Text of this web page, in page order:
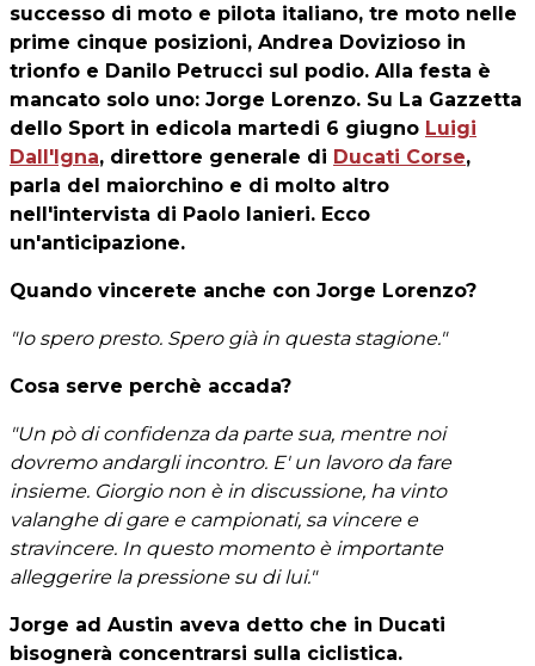
successo di moto e pilota italiano, tre moto nelle
prime cinque posizioni, Andrea Dovizioso in
trionfo e Danilo Petrucci sul podio. Alla festa è
mancato solo uno: Jorge Lorenzo. Su La Gazzetta
dello Sport in edicola martedi 6 giugno Luigi
Dall'Igna, direttore generale di Ducati Corse,
parla del maiorchino e di molto altro
nell'intervista di Paolo Ianieri. Ecco
un'anticipazione.
Quando vincerete anche con Jorge Lorenzo?
"Io spero presto. Spero già in questa stagione."
Cosa serve perchè accada?
"Un pò di confidenza da parte sua, mentre noi
dovremo andargli incontro. E' un lavoro da fare
insieme. Giorgio non è in discussione, ha vinto
valanghe di gare e campionati, sa vincere e
stravincere. In questo momento è importante
alleggerire la pressione su di lui."
Jorge ad Austin aveva detto che in Ducati
bisognerà concentrarsi sulla ciclistica.